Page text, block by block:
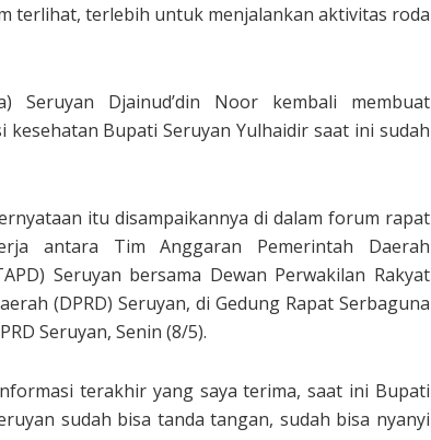
terlihat, terlebih untuk menjalankan aktivitas roda
Seruyan Djainud’din Noor kembali membuat
Bupati Seruyan Yulhaidir saat ini sudah
itu disampaikannya di dalam forum rapat
antara Tim Anggaran Pemerintah Daerah
Seruyan bersama Dewan Perwakilan Rakyat
(DPRD) Seruyan, di Gedung Rapat Serbaguna
Seruyan, Senin (8/5).
terakhir yang saya terima, saat ini Bupati
sudah bisa tanda tangan, sudah bisa nyanyi